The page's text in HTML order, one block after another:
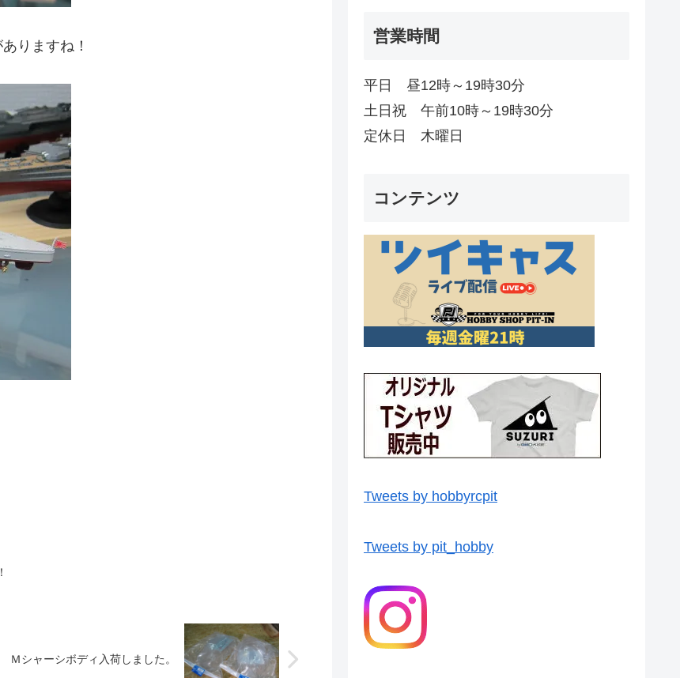
りますね！
シャーシボディ入荷しました。
営業時間
平日 昼12時～19時30分
土日祝 午前10時～19時30分
定休日 木曜日
コンテンツ
Tweets by hobbyrcpit
Tweets by pit_hobby